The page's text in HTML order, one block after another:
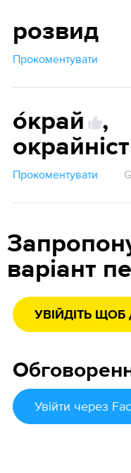
розвид
Прокоментувати
о́край
,
Прокоментувати
варіант
УВІЙДІТЬ
Увійти через